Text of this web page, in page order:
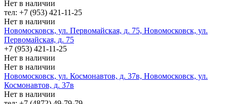
Нет в наличии
тел: +7 (953) 421-11-25
Нет в наличии
Новомосковск, ул. Первомайская, д. 75, Новомосковск, ул.
Первомайская, д. 75
+7 (953) 421-11-25
Нет в наличии
Нет в наличии
Новомосковск, ул. Космонавтов, д. 37в, Новомосковск, ул.
Космонавтов, д. 37в
Нет в наличии